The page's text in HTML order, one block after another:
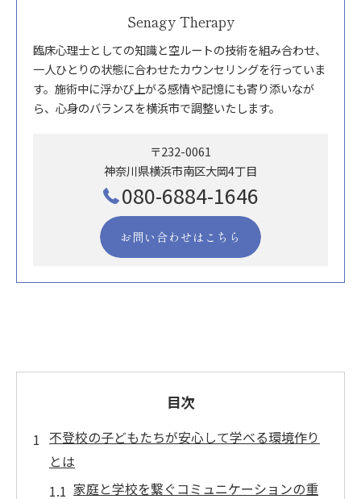
Senagy Therapy
臨床心理士としての知識と空ルートの技術を組み合わせ、
一人ひとりの状態に合わせたカウンセリングを行っていま
す。施術中に浮かび上がる感情や記憶にも寄り添いなが
ら、心身のバランスを横浜市で調整いたします。
〒232-0061
神奈川県横浜市南区大岡4丁目
080-6884-1646
お問い合わせはこちら
目次
不登校の子どもたちが安心して学べる環境作り
とは
家庭と学校を繋ぐコミュニケーションの重